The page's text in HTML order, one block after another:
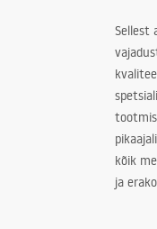
Sellest
kõik
ja